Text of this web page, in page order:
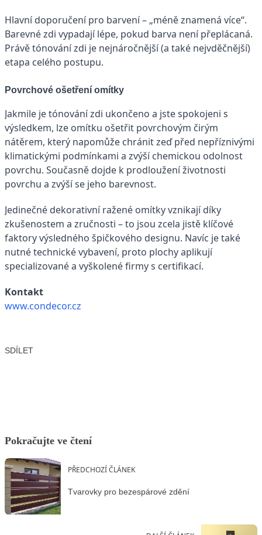
Hlavní doporučení pro barvení – „méně znamená více“.
Barevné zdi vypadají lépe, pokud barva není přeplácaná.
Právě tónování zdi je nejnáročnější (a také nejvděčnější)
etapa celého postupu.
Povrchové ošetření omítky
Jakmile je tónování zdi ukončeno a jste spokojeni s
výsledkem, lze omítku ošetřit povrchovým čirým
nátěrem, který napomůže chránit zeď před nepříznivými
klimatickými podmínkami a zvýší chemickou odolnost
povrchu. Současně dojde k prodloužení životnosti
povrchu a zvýší se jeho barevnost.
Jedinečné dekorativní ražené omítky vznikají díky
zkušenostem a zručnosti – to jsou zcela jistě klíčové
faktory výsledného špičkového designu. Navíc je také
nutné technické vybavení, proto plochy aplikují
specializované a vyškolené firmy s certifikací.
Kontakt
www.condecor.cz
SDÍLET
Pokračujte ve čtení
PŘEDCHOZÍ ČLÁNEK
Tvarovky pro bezespárové zdění